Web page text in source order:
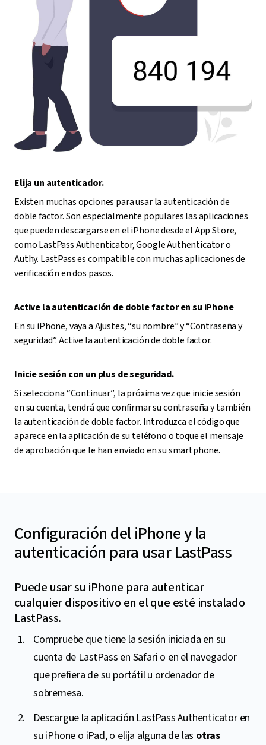
Elija un autenticador.
Existen muchas opciones para usar la autenticación de
doble factor. Son especialmente populares las aplicaciones
que pueden descargarse en el iPhone desde el App Store,
como LastPass Authenticator, Google Authenticator o
Authy. LastPass es compatible con muchas aplicaciones de
verificación en dos pasos.
Active la autenticación de doble factor en su iPhone
En su iPhone, vaya a Ajustes, “su nombre” y “Contraseña y
seguridad”. Active la autenticación de doble factor.
Inicie sesión con un plus de seguridad.
Si selecciona “Continuar”, la próxima vez que inicie sesión
en su cuenta, tendrá que confirmar su contraseña y también
la autenticación de doble factor. Introduzca el código que
aparece en la aplicación de su teléfono o toque el mensaje
de aprobación que le han enviado en su smartphone.
Configuración del iPhone y la
autenticación para usar LastPass
Puede usar su iPhone para autenticar
cualquier dispositivo en el que esté instalado
LastPass.
Compruebe que tiene la sesión iniciada en su
cuenta de LastPass en Safari o en el navegador
que prefiera de su portátil u ordenador de
sobremesa.
Descargue la aplicación LastPass Authenticator en
su iPhone o iPad, o elija alguna de las otras